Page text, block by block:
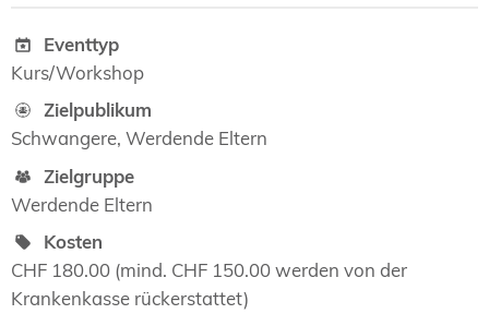
Eventtyp
Kurs/Workshop
Zielpublikum
Schwangere, Werdende Eltern
Zielgruppe
Werdende Eltern
Kosten
CHF 180.00 (mind. CHF 150.00 werden von der
Krankenkasse rückerstattet)